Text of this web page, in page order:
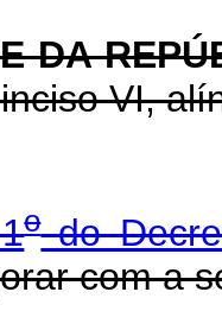
DA
VI,
odo
com a